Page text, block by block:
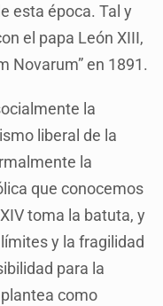
esta época. Tal y
el papa León XIII,
Novarum” en 1891.
la
liberal de la
la
que conocemos
toma la batuta, y
y la fragilidad
para la
como